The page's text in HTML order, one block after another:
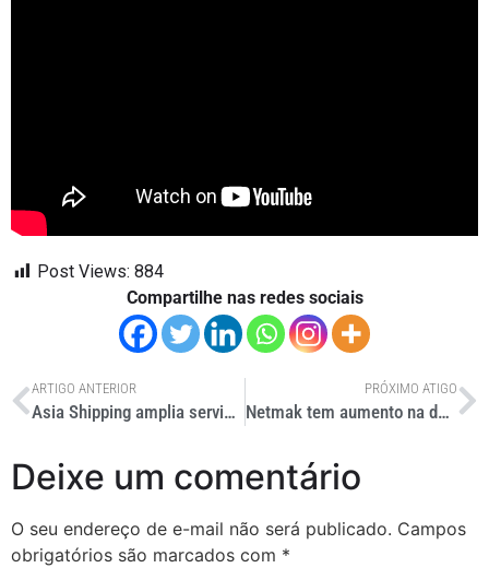
Post Views: 884
Compartilhe nas redes sociais
ARTIGO ANTERIOR
Asia Shipping amplia serviços de importação marítima no 1º semestre
PRÓXIMO ATIGO
Netmak tem aumento na demanda devido crescimento do agro
Deixe um comentário
O seu endereço de e-mail não será publicado. Campos
obrigatórios são marcados com *